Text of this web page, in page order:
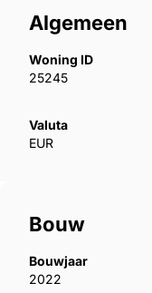
Algemeen
Woning ID
25245
Valuta
EUR
Bouw
Bouwjaar
2022